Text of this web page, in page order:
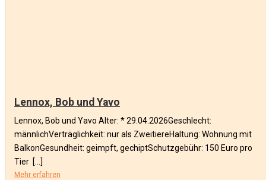
Lennox, Bob und Yavo
Lennox, Bob und Yavo Alter: * 29.04.2026Geschlecht:
männlichVerträglichkeit: nur als ZweitiereHaltung: Wohnung mit
BalkonGesundheit: geimpft, gechiptSchutzgebühr: 150 Euro pro
Tier […]
Mehr erfahren